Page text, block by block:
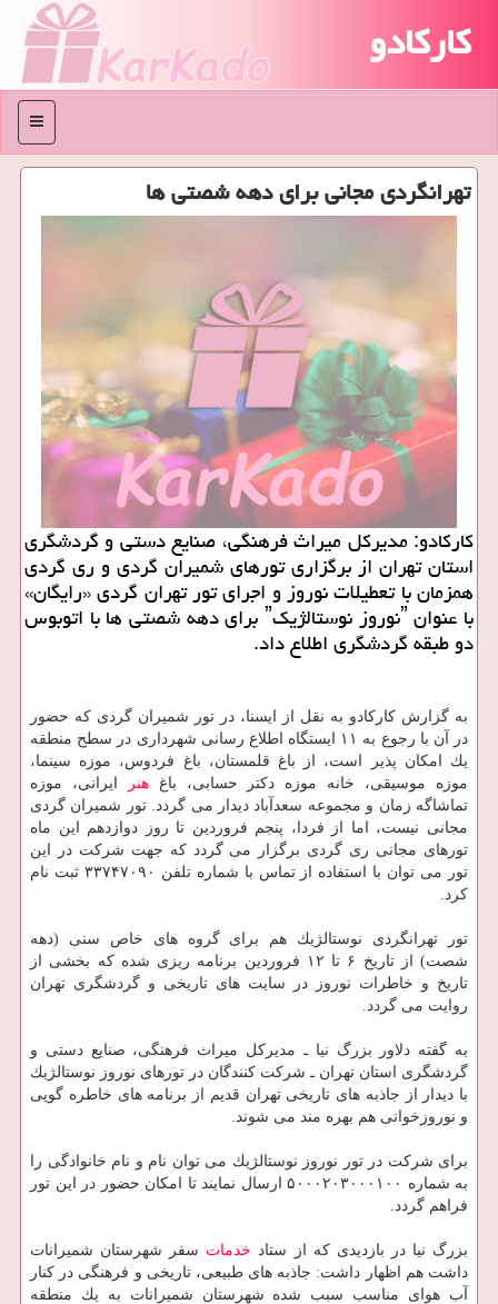
کارکادو
منو
تهرانگردی مجانی برای دهه شصتی ها
كاركادو: مدیركل میراث فرهنگی، صنایع دستی و گردشگری
استان تهران از برگزاری تورهای شمیران گردی و ری گردی
همزمان با تعطیلات نوروز و اجرای تور تهران گردی «رایگان»
با عنوان ˮنوروز نوستالژیكˮ برای دهه شصتی ها با اتوبوس
دو طبقه گردشگری اطلاع داد.
به گزارش كاركادو به نقل از ایسنا، در تور شمیران گردی كه حضور
در آن با رجوع به ۱۱ ایستگاه اطلاع رسانی شهرداری در سطح منطقه
یك امكان پذیر است، از باغ قلمستان، باغ فردوس، موزه سینما،
موزه موسیقی، خانه موزه دكتر حسابی، باغهنر
ایرانی، موزه
تماشاگه زمان و مجموعه سعدآباد دیدار می گردد. تور شمیران گردی
مجانی نیست، اما از فردا، پنجم فروردین تا روز دوازدهم این ماه
تورهای مجانی ری گردی برگزار می گردد كه جهت شركت در این
تور می توان با استفاده از تماس با شماره تلفن ۳۳۷۴۷۰۹۰ ثبت نام
كرد.
تور تهرانگردی نوستالژیك هم برای گروه های خاص سنی (دهه
شصت) از تاریخ ۶ تا ۱۲ فروردین برنامه ریزی شده كه بخشی از
تاریخ و خاطرات نوروز در سایت های تاریخی و گردشگری تهران
روایت می گردد.
به گفته دلاور بزرگ نیا ـ مدیركل میراث فرهنگی، صنایع دستی و
گردشگری استان تهران ـ شركت كنندگان در تورهای نوروز نوستالژیك
با دیدار از جاذبه های تاریخی تهران قدیم از برنامه های خاطره گویی
و نوروزخوانی هم بهره مند می شوند.
برای شركت در تور نوروز نوستالژیك می توان نام و نام خانوادگی را
به شماره ۵۰۰۰۲۰۳۰۰۰۱۰۰ ارسال نمایند تا امكان حضور در این تور
فراهم گردد.
بزرگ نیا در بازدیدی كه از ستاد خدمات سفر شهرستان شمیرانات
داشت هم اظهار داشت: جاذبه های طبیعی، تاریخی و فرهنگی در كنار
آب هوای مناسب سبب شده شهرستان شمیرانات به یك منطقه